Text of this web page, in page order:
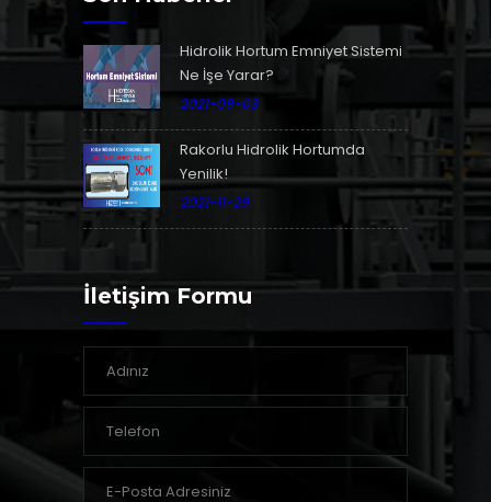
Hidrolik Hortum Emniyet Sistemi
Ne İşe Yarar?
2021-09-03
Rakorlu Hidrolik Hortumda
Yenilik!
2021-11-29
İletişim Formu